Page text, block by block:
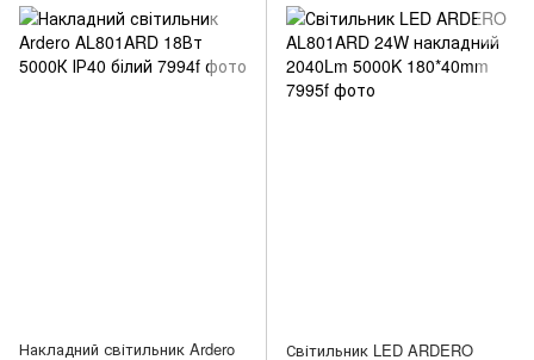
Накладний світильник Ardero
Світильник LED ARDERO